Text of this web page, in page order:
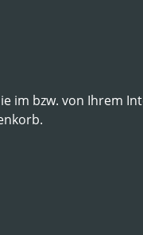
im bzw. von Ihrem